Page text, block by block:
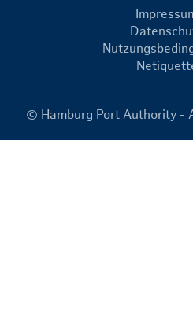
© Hamburg Port Authority -